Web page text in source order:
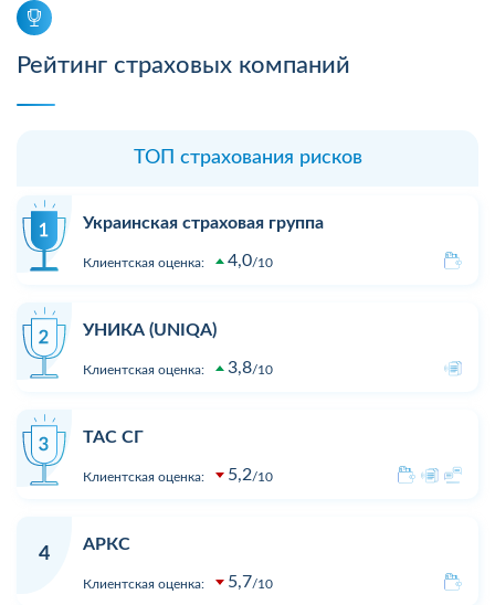
Рейтинг страховых компаний
ТОП страхования рисков
Украинская страховая группа
Клиентская оценка: 4,0 10
УНИКА (UNIQA)
Клиентская оценка: 3,8 10
ТАС СГ
Клиентская оценка: 5,2 10
4
АРКС
Клиентская оценка: 5,7 10